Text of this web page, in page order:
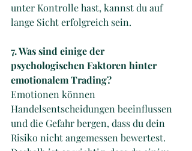
unter Kontrolle hast, kannst du auf
lange Sicht erfolgreich sein.
7. Was sind einige der
psychologischen Faktoren hinter
emotionalem Trading?
Emotionen können
Handelsentscheidungen beeinflussen
und die Gefahr bergen, dass du dein
Risiko nicht angemessen bewertest.